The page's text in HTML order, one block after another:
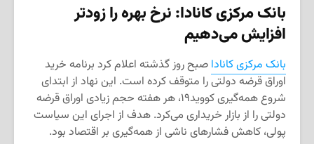
بانک مرکزی کانادا: نرخ بهره را زودتر
افزایش می‌دهیم
بانک مرکزی کانادا صبح روز گذشته اعلام کرد برنامه خرید
اوراق قرضه دولتی را متوقف کرده است. این نهاد از ابتدای
شروع همه‌گیری کووید۱۹، هر هفته حجم زیادی اوراق قرضه
دولتی را از بازار خریداری می‌کرد. هدف از اجرای این سیاست
پولی، کاهش فشارهای ناشی از همه‌گیری بر اقتصاد بود.